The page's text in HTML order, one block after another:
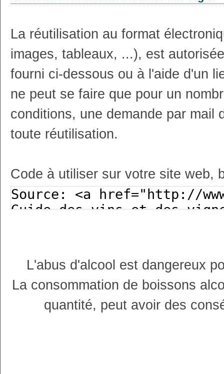
La réutilisation au format
images, tableaux, ...), est
fourni ci-dessous ou à l'aide d'un
ne peut se faire que pour un
conditions, une demande par mail
toute réutilisation.
Code à utiliser sur votre site web,
L'abus d'alcool est dangereux
La consommation de boissons
quantité, peut avoir des